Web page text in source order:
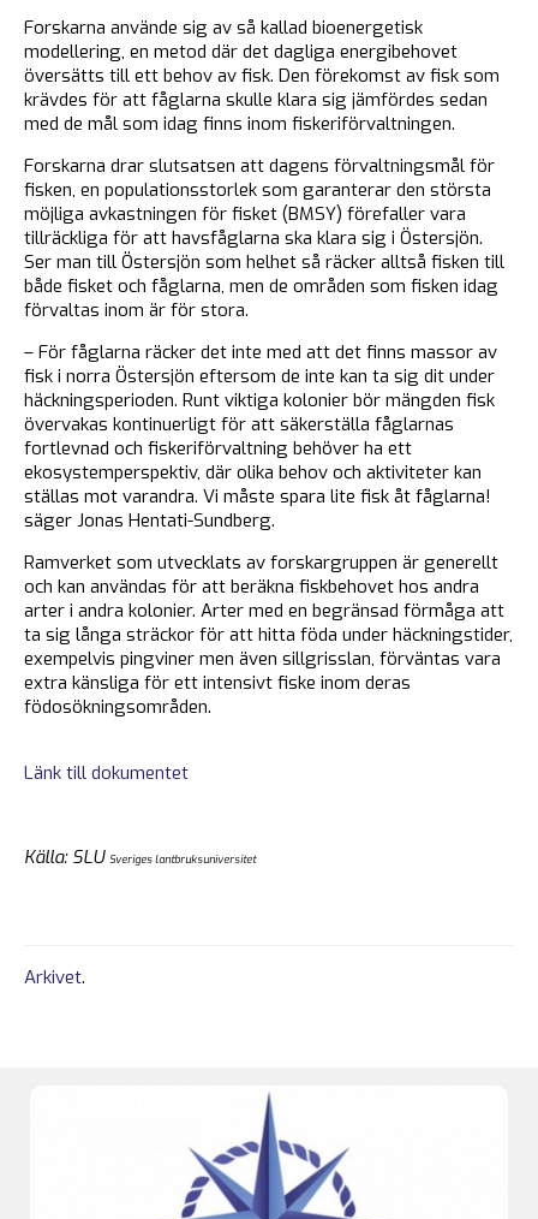
Forskarna använde sig av så kallad bioenergetisk
modellering, en metod där det dagliga energibehovet
översätts till ett behov av fisk. Den förekomst av fisk som
krävdes för att fåglarna skulle klara sig jämfördes sedan
med de mål som idag finns inom fiskeriförvaltningen.
Forskarna drar slutsatsen att dagens förvaltningsmål för
fisken, en populationsstorlek som garanterar den största
möjliga avkastningen för fisket (BMSY) förefaller vara
tillräckliga för att havsfåglarna ska klara sig i Östersjön.
Ser man till Östersjön som helhet så räcker alltså fisken till
både fisket och fåglarna, men de områden som fisken idag
förvaltas inom är för stora.
– För fåglarna räcker det inte med att det finns massor av
fisk i norra Östersjön eftersom de inte kan ta sig dit under
häckningsperioden. Runt viktiga kolonier bör mängden fisk
övervakas kontinuerligt för att säkerställa fåglarnas
fortlevnad och fiskeriförvaltning behöver ha ett
ekosystemperspektiv, där olika behov och aktiviteter kan
ställas mot varandra. Vi måste spara lite fisk åt fåglarna!
säger Jonas Hentati-Sundberg.
Ramverket som utvecklats av forskargruppen är generellt
och kan användas för att beräkna fiskbehovet hos andra
arter i andra kolonier. Arter med en begränsad förmåga att
ta sig långa sträckor för att hitta föda under häckningstider,
exempelvis pingviner men även sillgrisslan, förväntas vara
extra känsliga för ett intensivt fiske inom deras
födosökningsområden.
Länk till dokumentet
Källa: SLU Sveriges lantbruksuniversitet
Arkivet.